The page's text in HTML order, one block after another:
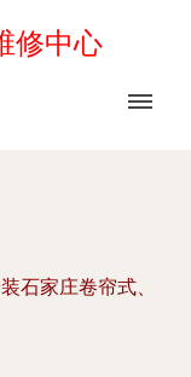
修中心
石家庄卷帘式、